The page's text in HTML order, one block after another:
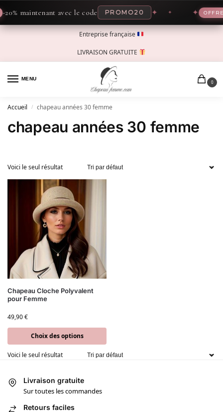
maintenant avec le code PROMO20 ✦ ✦ OFFRE
Entreprise française
LIVRAISON GRATUITE
MENU
0
Accueil / chapeau années 30 femme
chapeau années 30 femme
Voici le seul résultat
Chapeau Cloche Polyvalent
pour Femme
49,90€
Choix des options
Voici le seul résultat
Livraison gratuite
Sur toutes les commandes
Retours faciles